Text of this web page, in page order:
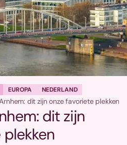
EUROPA NEDERLAND
dit zijn onze favoriete plekken
dit zijn